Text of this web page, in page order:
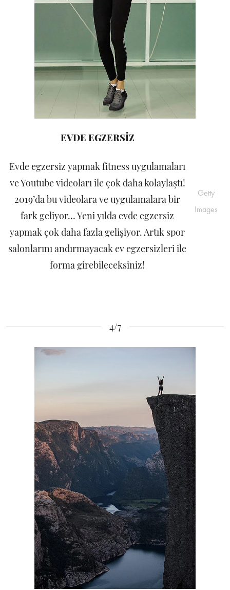
EVDE EGZERSİZ
Evde egzersiz yapmak fitness uygulamaları
ve Youtube videoları ile çok daha kolaylaştı!
2019’da bu videolara ve uygulamalara bir
fark geliyor… Yeni yılda evde egzersiz
yapmak çok daha fazla gelişiyor. Artık spor
salonlarını andırmayacak ev egzersizleri ile
forma girebileceksiniz!
Getty
Images
4/7